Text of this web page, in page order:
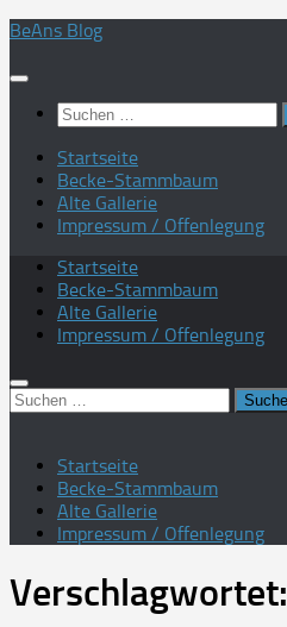
Zum
springen
BeAns Blog
Suchen
nach:
Startseite
Becke-Stammbaum
Alte Gallerie
Impressum / Offenlegung
Startseite
Becke-Stammbaum
Alte Gallerie
Impressum / Offenlegung
Suchen
nach:
Startseite
Becke-Stammbaum
Alte Gallerie
Impressum / Offenlegung
Verschlagwortet: